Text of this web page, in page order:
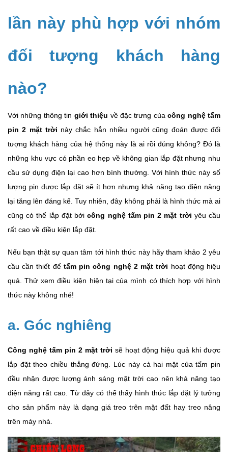
lần này phù hợp với nhóm
đối tượng khách hàng
nào?
Với những thông tin giới thiệu về đặc trưng củacông nghệ tấm
pin 2 mặt trời này chắc hẳn nhiều người cũng đoán được đối
tượng khách hàng của hệ thống này là ai rồi đúng không? Đó là
những khu vực có phần eo hẹp về không gian lắp đặt nhưng nhu
cầu sử dụng điện lại cao hơn bình thường. Với hình thức này số
lượng pin được lắp đặt sẽ ít hơn nhưng khả năng tạo điện năng
lại tăng lên đáng kể. Tuy nhiên, đây không phải là hình thức mà ai
cũng có thể lắp đặt bởicông nghệ tấm pin 2 mặt trời yêu cầu
rất cao về điều kiện lắp đặt.
Nếu bạn thật sự quan tâm tới hình thức này hãy tham khảo 2 yêu
cầu cần thiết để tấm pin công nghệ 2 mặt trời hoạt động hiệu
quả. Thử xem điều kiện hiện tại của mình có thích hợp với hình
thức này không nhé!
a. Góc nghiêng
Công nghệ tấm pin 2 mặt trời sẽ hoạt động hiệu quả khi được
lắp đặt theo chiều thẳng đứng. Lúc này cả hai mặt của tấm pin
đều nhận được lượng ánh sáng mặt trời cao nên khả năng tạo
điện năng rất cao. Từ đây có thể thấy hình thức lắp đặt lý tưởng
cho sản phẩm này là dạng giá treo trên mặt đất hay treo nâng
trên máy nhà.